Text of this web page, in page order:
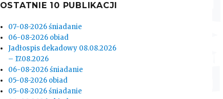
OSTATNIE 10 PUBLIKACJI
07-08-2026 śniadanie
06-08-2026 obiad
Jadłospis dekadowy 08.08.2026
– 17.08.2026
06-08-2026 śniadanie
05-08-2026 obiad
05-08-2026 śniadanie